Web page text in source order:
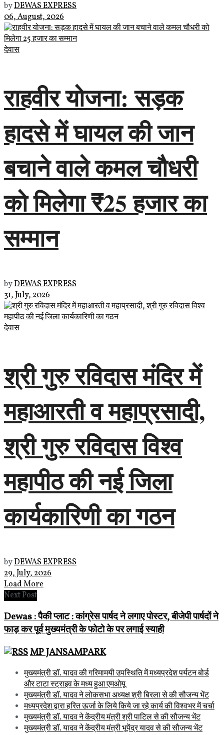
byDEWAS EXPRESS
06, August, 2026
देवास
राहवीर योजना: सड़क
हादसे में घायल की जान
बचाने वाले कमल चौधरी
को मिलेगा ₹25 हजार का
सम्मान
byDEWAS EXPRESS
31, July, 2026
देवास
श्री गुरु रविदास मंदिर में
महाआरती व महाप्रसादी,
श्री गुरु रविदास विश्व
महापीठ की नई जिला
कार्यकारिणी का गठन
byDEWAS EXPRESS
29, July, 2026
Load More
Next Post
Dewas : पैकी प्लाट : कांग्रेस पार्षद ने लगाए पोस्टर, बीजेपी पार्षदों ने
फाड़ कर पूर्व मुख्यमंत्री के फोटो के पर लगाई स्याही
MP JANSAMPARK
मुख्यमंत्री डॉ. यादव की गरिमामयी उपस्थिति में मध्यप्रदेश पर्यटन बोर्ड
और टाटा स्ट्राइव के मध्य हुआ एमओयू
मुख्यमंत्री डॉ. यादव ने लोकसभा अध्यक्ष श्री बिरला से की सौजन्य भेंट
मध्यप्रदेश द्वारा हरित ऊर्जा के लिये किये जा रहे कार्य की विश्वभर में चर्चा
मुख्यमंत्री डॉ. यादव ने केंद्रीय मंत्री श्री पाटिल से की सौजन्य भेंट
मुख्यमंत्री डॉ. यादव ने केंद्रीय मंत्री भूपेंद्र यादव से की सौजन्य भेंट